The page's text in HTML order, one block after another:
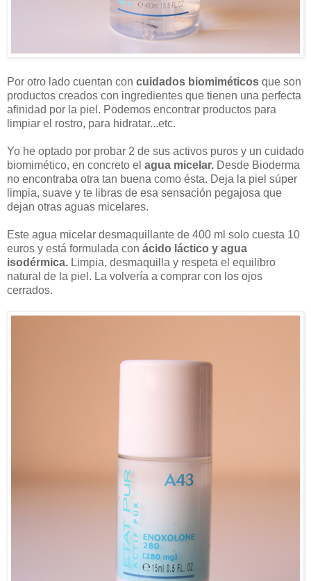
Por otro lado cuentan con cuidados biomiméticos que son
productos creados con ingredientes que tienen una perfecta
afinidad por la piel. Podemos encontrar productos para
limpiar el rostro, para hidratar...etc.
Yo he optado por probar 2 de sus activos puros y un cuidado
biomimético, en concreto el agua micelar. Desde Bioderma
no encontraba otra tan buena como ésta. Deja la piel súper
limpia, suave y te libras de esa sensación pegajosa que
dejan otras aguas micelares.
Este agua micelar desmaquillante de 400 ml solo cuesta 10
euros y está formulada con ácido láctico y agua
isodérmica. Limpia, desmaquilla y respeta el equilibro
natural de la piel. La volvería a comprar con los ojos
cerrados.